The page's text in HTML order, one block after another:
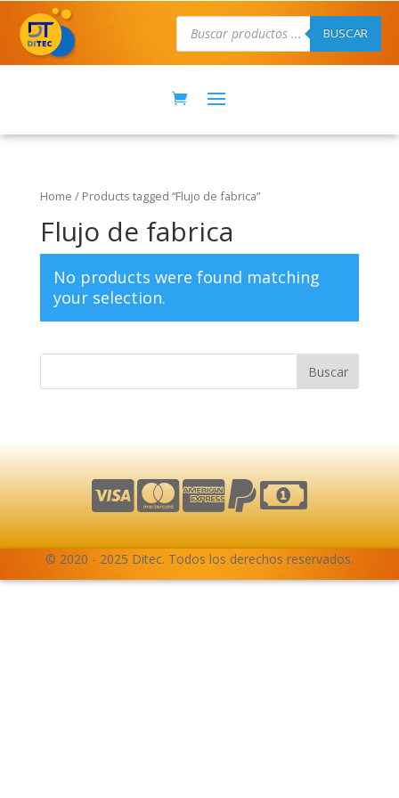
Búsqueda
productos
BUSCAR
Home / Products tagged “Flujo de fabrica”
Flujo de fabrica
No products were found matching
your selection.
© 2020 - 2025 Ditec. Todos los derechos reservados.